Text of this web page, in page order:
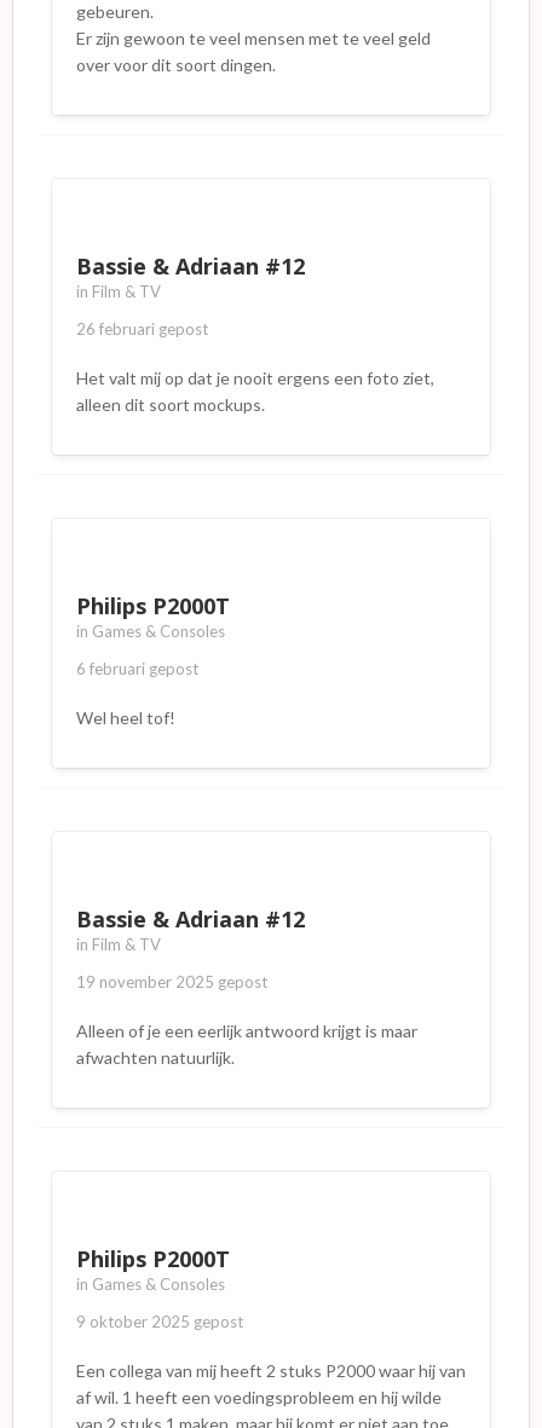
gebeuren.
Er zijn gewoon te veel mensen met te veel geld
over voor dit soort dingen.
Bassie & Adriaan #12
in Film & TV
26 februari gepost
Het valt mij op dat je nooit ergens een foto ziet,
alleen dit soort mockups.
Philips P2000T
in Games & Consoles
6 februari gepost
Wel heel tof!
Bassie & Adriaan #12
in Film & TV
19 november 2025 gepost
Alleen of je een eerlijk antwoord krijgt is maar
afwachten natuurlijk.
Philips P2000T
in Games & Consoles
9 oktober 2025 gepost
Een collega van mij heeft 2 stuks P2000 waar hij van
af wil. 1 heeft een voedingsprobleem en hij wilde
van 2 stuks 1 maken, maar hij komt er niet aan toe.